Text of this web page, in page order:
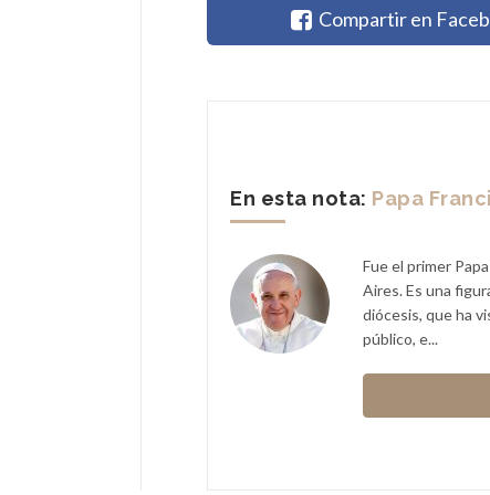
Compartir en
En esta nota: Papa
Fue el primer
Aires. Es una
diócesis, que ha
público, e...